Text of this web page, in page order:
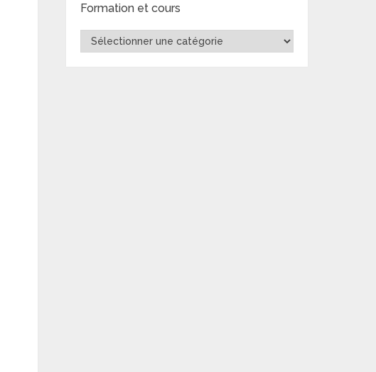
Formation et cours
Formation
et